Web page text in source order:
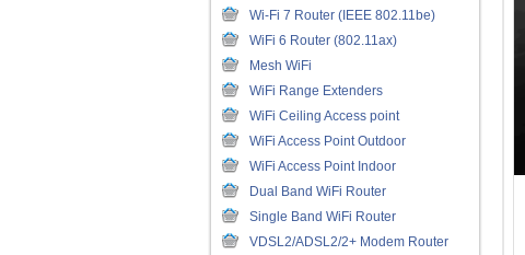
Wi-Fi 7 Router (IEEE 802.11be)
WiFi 6 Router (802.11ax)
Mesh WiFi
WiFi Range Extenders
WiFi Ceiling Access point
WiFi Access Point Outdoor
WiFi Access Point Indoor
Dual Band WiFi Router
Single Band WiFi Router
VDSL2/ADSL2/2+ Modem Router